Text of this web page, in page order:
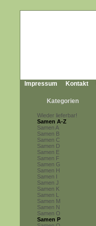
Impressum Kontakt
Kategorien
Wieder lieferbar!
Samen A-Z
Samen A
Samen B
Samen C
Samen D
Samen E
Samen F
Samen G
Samen H
Samen I
Samen J
Samen K
Samen L
Samen M
Samen N
Samen O
Samen P